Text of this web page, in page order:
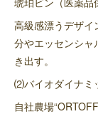
高級感漂うデザイ
分やエッセンシャ
き出す。
⑵バイオダイナミ
自社農場